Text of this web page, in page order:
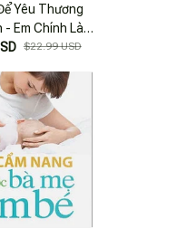
Yêu Thương
- Em Chính Là
Vời Nhất
$22.99 USD